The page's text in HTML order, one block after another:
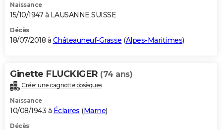
Naissance
15/10/1947 à LAUSANNE SUISSE
Décès
18/07/2018 à Châteauneuf-Grasse (Alpes-Maritimes)
Ginette FLUCKIGER (74 ans)
Créer une cagnotte obsèques
Naissance
10/08/1943 à Éclaires (Marne)
Décès